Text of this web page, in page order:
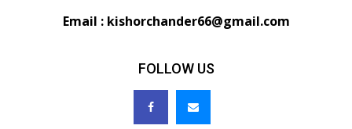
Email : kishorchander66@gmail.com
FOLLOW US